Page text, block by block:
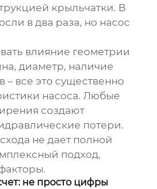
крыльчатки. В
в два раза, но насос
влияние геометрии
диаметр, наличие
– все это существенно
насоса. Любые
создают
потери.
не дает полной
подход,
не просто цифры